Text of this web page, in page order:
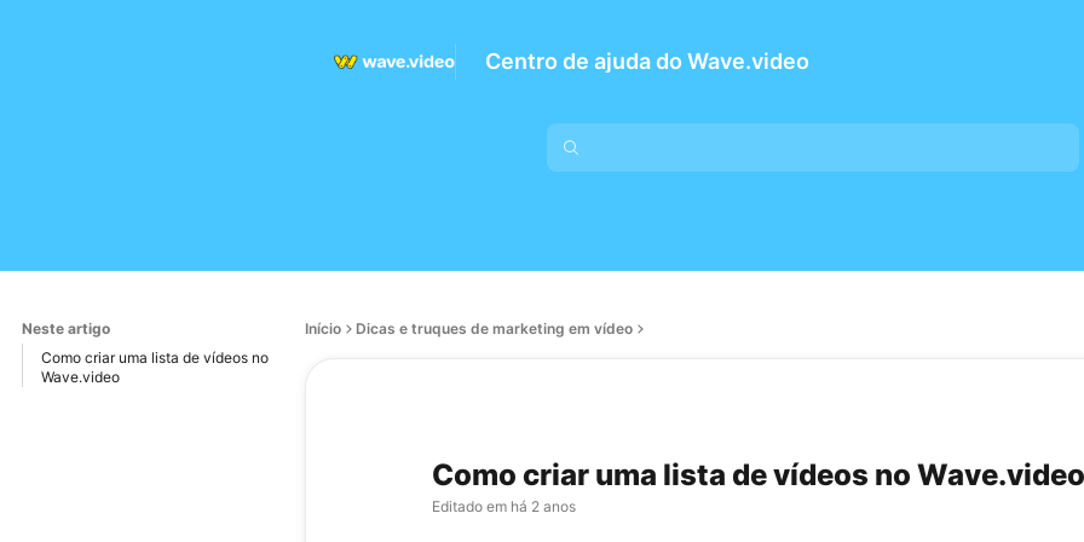
Centro de ajuda do Wave.video
Neste artigo
Como criar uma lista de vídeos no
Wave.video
Início Dicas e truques de marketing em vídeo
Como criar uma lista de vídeos no Wave.video
Editado em há 2 anos